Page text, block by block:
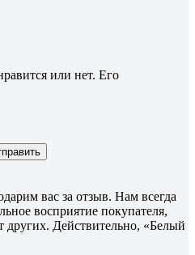
или нет. Его
вас за отзыв. Нам всегда
восприятие покупателя,
других. Действительно, «Белый